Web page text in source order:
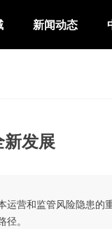
新闻动态
新发展
营和监管风险隐患
径。